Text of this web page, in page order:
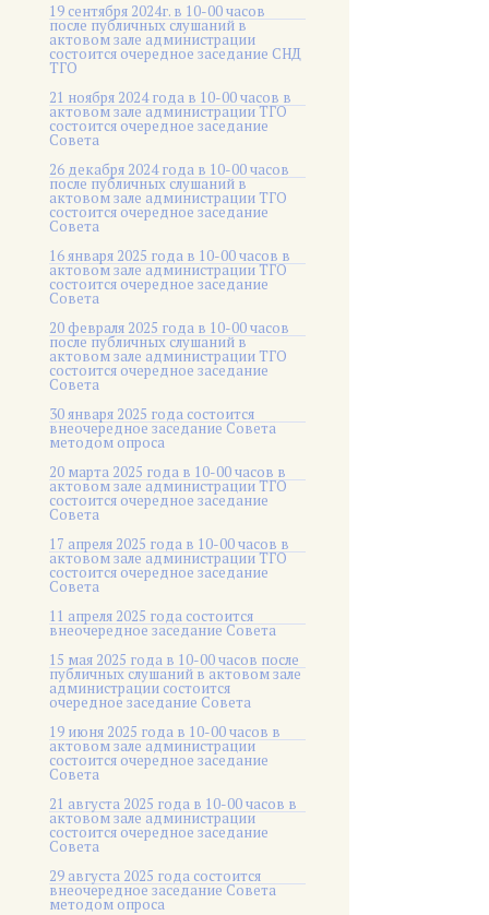
19 сентября 2024г. в 10-00 часов
после публичных слушаний в
актовом зале администрации
состоится очередное заседание СНД
ТГО
21 ноября 2024 года в 10-00 часов в
актовом зале администрации ТГО
состоится очередное заседание
Совета
26 декабря 2024 года в 10-00 часов
после публичных слушаний в
актовом зале администрации ТГО
состоится очередное заседание
Совета
16 января 2025 года в 10-00 часов в
актовом зале администрации ТГО
состоится очередное заседание
Совета
20 февраля 2025 года в 10-00 часов
после публичных слушаний в
актовом зале администрации ТГО
состоится очередное заседание
Совета
30 января 2025 года состоится
внеочередное заседание Совета
методом опроса
20 марта 2025 года в 10-00 часов в
актовом зале администрации ТГО
состоится очередное заседание
Совета
17 апреля 2025 года в 10-00 часов в
актовом зале администрации ТГО
состоится очередное заседание
Совета
11 апреля 2025 года состоится
внеочередное заседание Совета
15 мая 2025 года в 10-00 часов после
публичных слушаний в актовом зале
администрации состоится
очередное заседание Совета
19 июня 2025 года в 10-00 часов в
актовом зале администрации
состоится очередное заседание
Совета
21 августа 2025 года в 10-00 часов в
актовом зале администрации
состоится очередное заседание
Совета
29 августа 2025 года состоится
внеочередное заседание Совета
методом опроса